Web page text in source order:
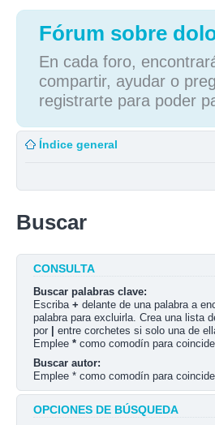
Fórum sobre
En cada foro,
compartir, ayudar o
registrarte para poder
Índice general
Buscar
CONSULTA
Buscar palabras clave:
Escriba + delante de una palabra a
palabra para excluirla. Crea una lista
por
entre corchetes si solo una de
Emplee * como comodín para
Buscar autor:
Emplee * como comodín para
OPCIONES DE BÚSQUEDA